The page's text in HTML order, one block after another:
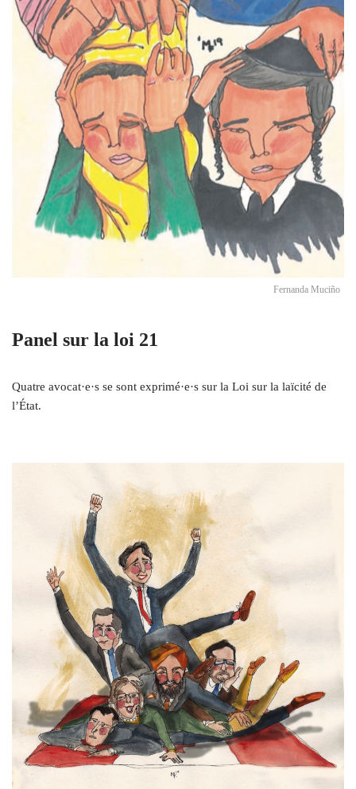
Fernanda Muciño
Panel sur la loi 21
Quatre avocat·e·s se sont exprimé·e·s sur la Loi sur la laïcité de
l’État.